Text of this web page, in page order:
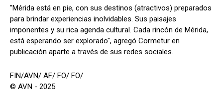
"Mérida está en pie, con sus destinos (atractivos) preparados
para brindar experiencias inolvidables. Sus paisajes
imponentes y su rica agenda cultural. Cada rincón de Mérida,
está esperando ser explorado", agregó Cormetur en
publicación aparte a través de sus redes sociales.
FIN/AVN/ AF/ FO/ FO/
© AVN - 2025